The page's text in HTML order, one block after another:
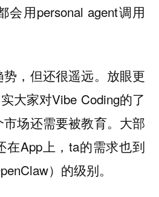
会用personal agent调用
，但还很遥远。放眼更
大家对Vibe Coding的了
场还需要被教育。大部
在App上，ta的需求也到
）的级别。